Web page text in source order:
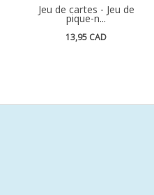
Jeu de cartes - Jeu de
pique-n...
13,95 CAD